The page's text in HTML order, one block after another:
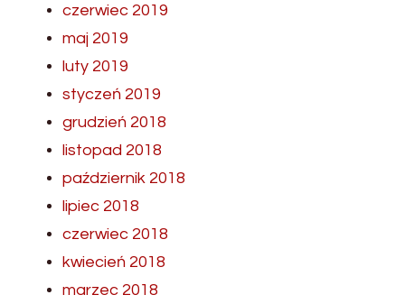
czerwiec 2019
maj 2019
luty 2019
styczeń 2019
grudzień 2018
listopad 2018
październik 2018
lipiec 2018
czerwiec 2018
kwiecień 2018
marzec 2018